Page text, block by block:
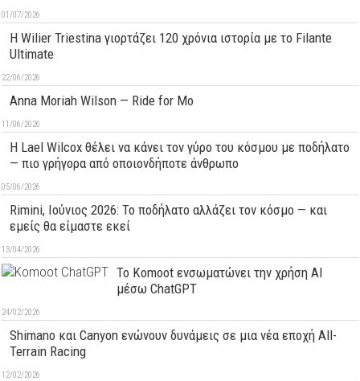
01/07/2026
H Wilier Triestina γιορτάζει 120 χρόνια ιστορία με το Filante
Ultimate
22/06/2026
Anna Moriah Wilson — Ride for Mo
11/06/2026
Η Lael Wilcox θέλει να κάνει τον γύρο του κόσμου με ποδήλατο
— πιο γρήγορα από οποιονδήποτε άνθρωπο
05/06/2026
Rimini, Ιούνιος 2026: Το ποδήλατο αλλάζει τον κόσμο — και
εμείς θα είμαστε εκεί
13/04/2026
Το Komoot ενσωματώνει την χρήση AI
μέσω ChatGPT
24/02/2026
Shimano και Canyon ενώνουν δυνάμεις σε μια νέα εποχή All-
Terrain Racing
12/02/2026